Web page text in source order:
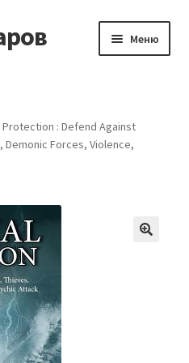
Меню
Protection : Defend Against
Demonic Forces, Violence,